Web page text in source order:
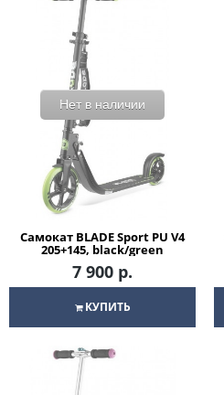
Нет в наличии
Самокат BLADE Sport PU V4
205+145, black/green
7 900 р.
КУПИТЬ